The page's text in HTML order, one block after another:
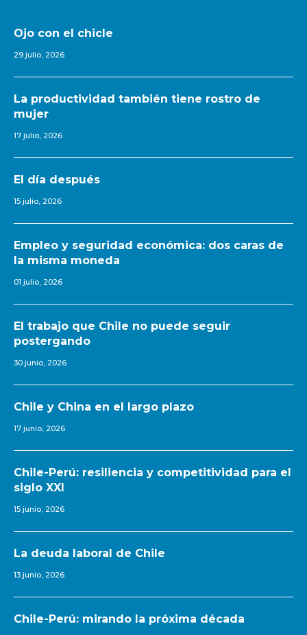
Ojo con el chicle
29 julio, 2026
La productividad también tiene rostro de
mujer
17 julio, 2026
El día después
15 julio, 2026
Empleo y seguridad económica: dos caras de
la misma moneda
01 julio, 2026
El trabajo que Chile no puede seguir
postergando
30 junio, 2026
Chile y China en el largo plazo
17 junio, 2026
Chile-Perú: resiliencia y competitividad para el
siglo XXI
15 junio, 2026
La deuda laboral de Chile
13 junio, 2026
Chile-Perú: mirando la próxima década